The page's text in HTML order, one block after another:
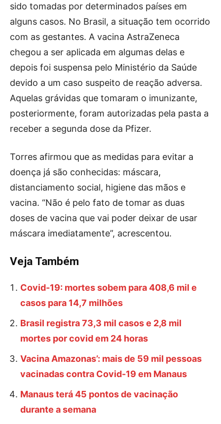
sido tomadas por determinados países em
alguns casos. No Brasil, a situação tem ocorrido
com as gestantes. A vacina AstraZeneca
chegou a ser aplicada em algumas delas e
depois foi suspensa pelo Ministério da Saúde
devido a um caso suspeito de reação adversa.
Aquelas grávidas que tomaram o imunizante,
posteriormente, foram autorizadas pela pasta a
receber a segunda dose da Pfizer.
Torres afirmou que as medidas para evitar a
doença já são conhecidas: máscara,
distanciamento social, higiene das mãos e
vacina. “Não é pelo fato de tomar as duas
doses de vacina que vai poder deixar de usar
máscara imediatamente”, acrescentou.
Veja Também
Covid-19: mortes sobem para 408,6 mil e
casos para 14,7 milhões
Brasil registra 73,3 mil casos e 2,8 mil
mortes por covid em 24 horas
Vacina Amazonas’: mais de 59 mil pessoas
vacinadas contra Covid-19 em Manaus
Manaus terá 45 pontos de vacinação
durante a semana